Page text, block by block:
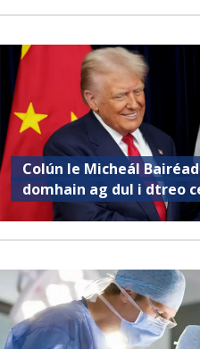
Colún le Micheál
domhain ag dul i dtreo